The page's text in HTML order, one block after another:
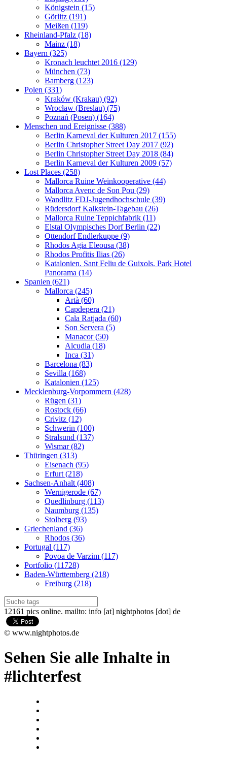
Königstein (15)
Görlitz (191)
Meißen (119)
Rheinland-Pfalz (18)
Mainz (18)
Bayern (325)
Kronach leuchtet 2016 (129)
München (73)
Bamberg (123)
Polen (331)
Kraków (Krakau) (92)
Wrocław (Breslau) (75)
Poznań (Posen) (164)
Menschen und Ereignisse (388)
Berlin Karneval der Kulturen 2017 (155)
Berlin Christopher Street Day 2017 (92)
Berlin Christopher Street Day 2018 (84)
Berlin Karneval der Kulturen 2009 (57)
Lost Places (258)
Mallorca Ruine Weinkooperative (44)
Mallorca Avenc de Son Pou (29)
Wandlitz FDJ-Jugendhochschule (39)
Rüdersdorf Kalkstein-Tagebau (26)
Mallorca Ruine Teppichfabrik (11)
Elstal Olympisches Dorf Berlin (22)
Ottendorf Endlerkuppe (9)
Rhodos Agia Eleousa (38)
Rhodos Profitis Ilias (26)
Katalonien. Sant Feliu de Guixols. Park Hotel
Panorama (14)
Spanien (621)
Mallorca (245)
Artà (60)
Capdepera (21)
Cala Ratjada (60)
Son Servera (5)
Manacor (50)
Alcudia (18)
Inca (31)
Barcelona (83)
Sevilla (168)
Katalonien (125)
Mecklenburg-Vorpommern (428)
Rügen (31)
Rostock (66)
Crivitz (12)
Schwerin (100)
Stralsund (137)
Wismar (82)
Thüringen (313)
Eisenach (95)
Erfurt (218)
Sachsen-Anhalt (408)
Wernigerode (67)
Quedlinburg (113)
Naumburg (135)
Stolberg (93)
Griechenland (36)
Rhodos (36)
Portugal (117)
Povoa de Varzim (117)
Portfolio (11728)
Baden-Württemberg (218)
Freiburg (218)
12161 pics online. mailto: info [at] nightphotos [dot] de
© www.nightphotos.de
Sehen Sie alle Inhalte in
#lichterfest